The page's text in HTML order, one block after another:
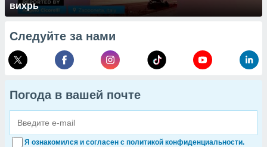
вихрь
Следуйте за нами
Погода в вашей почте
Я ознакомился и согласен с политикой конфиденциальности.